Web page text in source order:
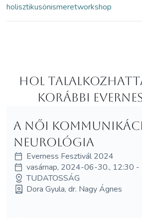
holisztikusönismeretworkshop
Hol
korábbi
A Női
neurológia
Everness Fesztivál 2024
vasárnap, 2024-06-30., 12:30 -
TUDATOSSÁG
Dora Gyula, dr. Nagy Ágnes